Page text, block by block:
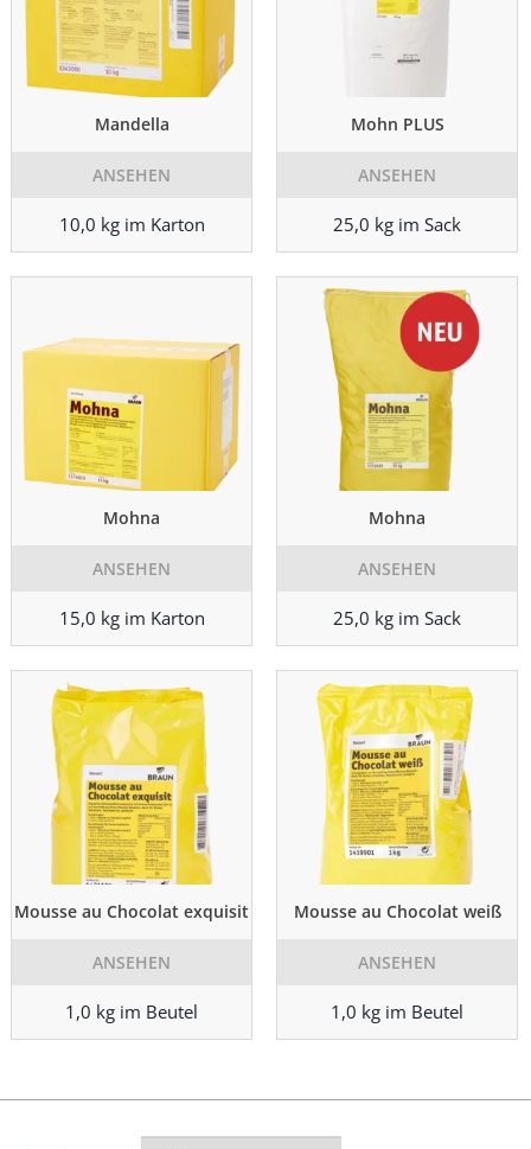
Mandella
ANSEHEN
10,0 kg im Karton
Mohn PLUS
ANSEHEN
25,0 kg im Sack
Mohna
ANSEHEN
15,0 kg im Karton
Mohna
ANSEHEN
25,0 kg im Sack
Mousse au Chocolat exquisit
ANSEHEN
1,0 kg im Beutel
Mousse au Chocolat weiß
ANSEHEN
1,0 kg im Beutel